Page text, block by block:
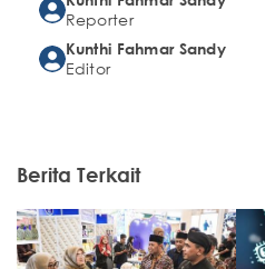
Reporter
Kunthi Fahmar Sandy
Editor
Berita Terkait